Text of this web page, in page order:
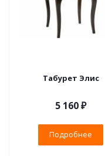
Табурет Элис
5 160 ₽
Подробнее